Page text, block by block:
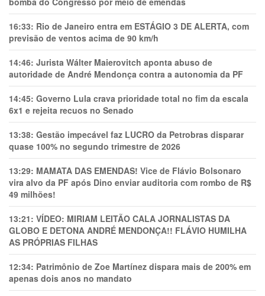
16:33: Rio de Janeiro entra em ESTÁGIO 3 DE ALERTA, com
previsão de ventos acima de 90 km/h
14:46: Jurista Wálter Maierovitch aponta abuso de
autoridade de André Mendonça contra a autonomia da PF
14:45: Governo Lula crava prioridade total no fim da escala
6x1 e rejeita recuos no Senado
13:38: Gestão impecável faz LUCRO da Petrobras disparar
quase 100% no segundo trimestre de 2026
13:29: MAMATA DAS EMENDAS! Vice de Flávio Bolsonaro
vira alvo da PF após Dino enviar auditoria com rombo de R$
49 milhões!
13:21: VÍDEO: MIRIAM LEITÃO CALA JORNALISTAS DA
GLOBO E DETONA ANDRÉ MENDONÇA!! FLÁVIO HUMILHA
AS PRÓPRIAS FILHAS
12:34: Patrimônio de Zoe Martínez dispara mais de 200% em
apenas dois anos no mandato